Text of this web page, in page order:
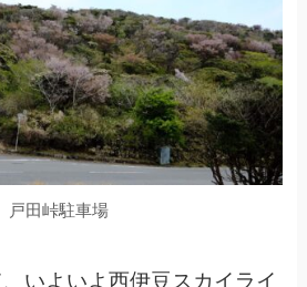
戸田峠駐車場
いよいよ西伊豆スカイライ